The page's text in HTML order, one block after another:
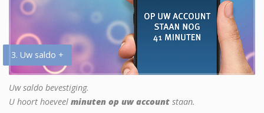
3. Uw saldo +
Uw saldo bevestiging.
U hoort hoeveel minuten op uw account staan.